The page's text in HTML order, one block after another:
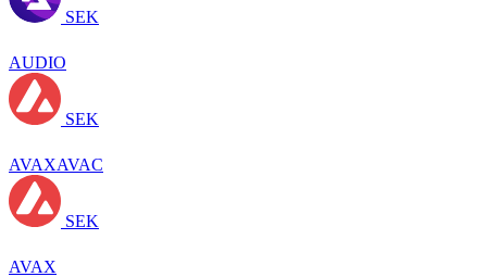
SEK
AUDIO
SEK
AVAXAVAC
SEK
AVAX